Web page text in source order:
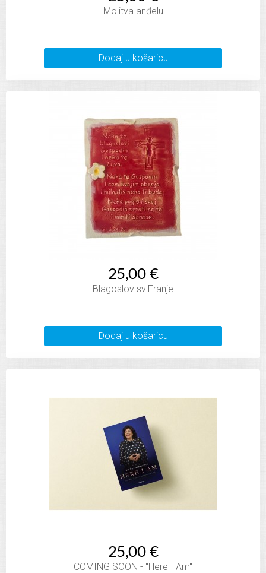
Molitva anđelu
Dodaj u košaricu
25,00 €
Blagoslov sv.Franje
Dodaj u košaricu
25,00 €
COMING SOON - "Here I Am"